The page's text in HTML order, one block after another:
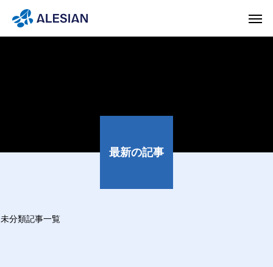
最新の記事
未分類記事一覧